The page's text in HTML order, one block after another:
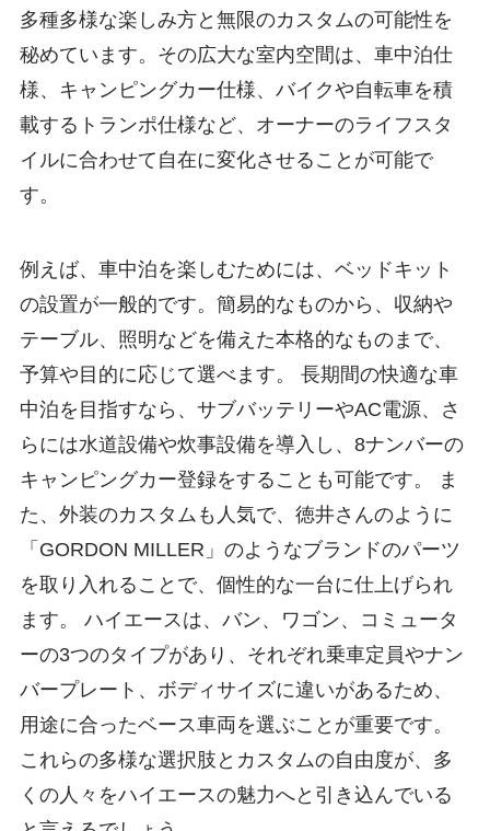
多種多様な楽しみ方と無限のカスタムの可能性を
秘めています。その広大な室内空間は、車中泊仕
様、キャンピングカー仕様、バイクや自転車を積
載するトランポ仕様など、オーナーのライフスタ
イルに合わせて自在に変化させることが可能で
す。
例えば、車中泊を楽しむためには、ベッドキット
の設置が一般的です。簡易的なものから、収納や
テーブル、照明などを備えた本格的なものまで、
予算や目的に応じて選べます。 長期間の快適な車
中泊を目指すなら、サブバッテリーやAC電源、さ
らには水道設備や炊事設備を導入し、8ナンバーの
キャンピングカー登録をすることも可能です。 ま
た、外装のカスタムも人気で、徳井さんのように
「GORDON MILLER」のようなブランドのパーツ
を取り入れることで、個性的な一台に仕上げられ
ます。 ハイエースは、バン、ワゴン、コミュータ
ーの3つのタイプがあり、それぞれ乗車定員やナン
バープレート、ボディサイズに違いがあるため、
用途に合ったベース車両を選ぶことが重要です。
これらの多様な選択肢とカスタムの自由度が、多
くの人々をハイエースの魅力へと引き込んでいる